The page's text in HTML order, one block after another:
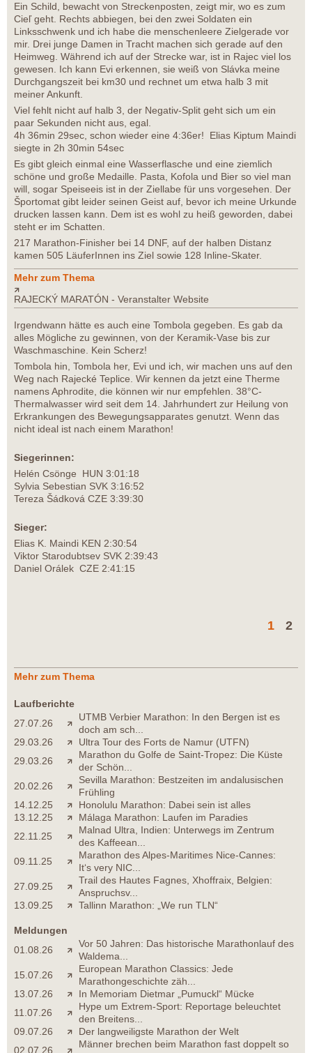
Ein Schild, bewacht von Streckenposten, zeigt mir, wo es zum
Cieľ geht. Rechts abbiegen, bei den zwei Soldaten ein
Linksschwenk und ich habe die menschenleere Zielgerade vor
mir. Drei junge Damen in Tracht machen sich gerade auf den
Heimweg. Während ich auf der Strecke war, ist in Rajec viel los
gewesen. Ich kann Evi erkennen, sie weiß von Slávka meine
Durchgangszeit bei km30 und rechnet um etwa halb 3 mit
meiner Ankunft.
Viel fehlt nicht auf halb 3, der Negativ-Split geht sich um ein
paar Sekunden nicht aus, egal.
4h 36min 29sec, schon wieder eine 4:36er! Elias Kiptum Maindi
siegte in 2h 30min 54sec
Es gibt gleich einmal eine Wasserflasche und eine ziemlich
schöne und große Medaille. Pasta, Kofola und Bier so viel man
will, sogar Speiseeis ist in der Ziellabe für uns vorgesehen. Der
Športomat gibt leider seinen Geist auf, bevor ich meine Urkunde
drucken lassen kann. Dem ist es wohl zu heiß geworden, dabei
steht er im Schatten.
217 Marathon-Finisher bei 14 DNF, auf der halben Distanz
kamen 505 LäuferInnen ins Ziel sowie 128 Inline-Skater.
Mehr zum Thema
RAJECKÝ MARATÓN - Veranstalter Website
Irgendwann hätte es auch eine Tombola gegeben. Es gab da
alles Mögliche zu gewinnen, von der Keramik-Vase bis zur
Waschmaschine. Kein Scherz!
Tombola hin, Tombola her, Evi und ich, wir machen uns auf den
Weg nach Rajecké Teplice. Wir kennen da jetzt eine Therme
namens Aphrodite, die können wir nur empfehlen. 38°C-
Thermalwasser wird seit dem 14. Jahrhundert zur Heilung von
Erkrankungen des Bewegungsapparates genutzt. Wenn das
nicht ideal ist nach einem Marathon!
Siegerinnen:
Helén Csönge HUN 3:01:18
Sylvia Sebestian SVK 3:16:52
Tereza Šádková CZE 3:39:30
Sieger:
Elias K. Maindi KEN 2:30:54
Viktor Starodubtsev SVK 2:39:43
Daniel Orálek CZE 2:41:15
1 2
Mehr zum Thema
Laufberichte
27.07.26
UTMB Verbier Marathon: In den Bergen ist es
doch am sch...
29.03.26
Ultra Tour des Forts de Namur (UTFN)
29.03.26
Marathon du Golfe de Saint-Tropez: Die Küste
der Schön...
20.02.26
Sevilla Marathon: Bestzeiten im andalusischen
Frühling
14.12.25
Honolulu Marathon: Dabei sein ist alles
13.12.25
Málaga Marathon: Laufen im Paradies
22.11.25
Malnad Ultra, Indien: Unterwegs im Zentrum
des Kaffeean...
09.11.25
Marathon des Alpes-Maritimes Nice-Cannes:
It‘s very NIC...
27.09.25
Trail des Hautes Fagnes, Xhoffraix, Belgien:
Anspruchsv...
13.09.25
Tallinn Marathon: „We run TLN“
Meldungen
01.08.26
Vor 50 Jahren: Das historische Marathonlauf des
Waldema...
15.07.26
European Marathon Classics: Jede
Marathongeschichte zäh...
13.07.26
In Memoriam Dietmar „Pumuckl“ Mücke
11.07.26
Hype um Extrem-Sport: Reportage beleuchtet
den Breitens...
09.07.26
Der langweiligste Marathon der Welt
02.07.26
Männer brechen beim Marathon fast doppelt so